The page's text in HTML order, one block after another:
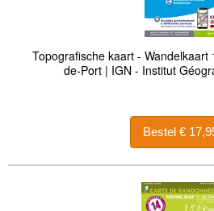
Topografische kaart - Wandelkaart
de-Port | IGN - Institut
Bestel €